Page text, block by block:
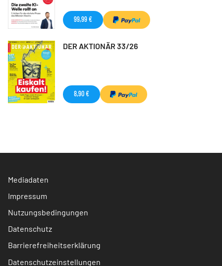
99,99 €
DER AKTIONÄR 33/26
8,90 €
Mediadaten
Impressum
Nutzungsbedingungen
Datenschutz
Barrierefreiheitserklärung
Datenschutzeinstellungen